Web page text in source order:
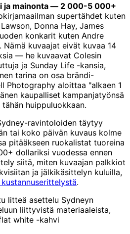
ja mainonta — 2 000-5 000+
supertähdet kuten
Donna Hay, James
konkarit kuten Andre
kuvaajat eivät kuvaa 14
— he kuvaavat Colesin
ja Sunday Life -kansia,
tarina on osa brändi-
Photography aloittaa "alkaen 1
kaupalliset kampanjatyönsä
huippuluokkaan.
ravintoloiden täytyy
tai koko päivän kuvaus kolme
pitääkseen ruokalistat tuoreina
dollariksi vuodessa ennen
siitä, miten kuvaajan palkkiot
ja jälkikäsittelyn kuluilla,
.
litteä asettelu Sydneyn
liittyvistä materiaaleista,
white -kahvi